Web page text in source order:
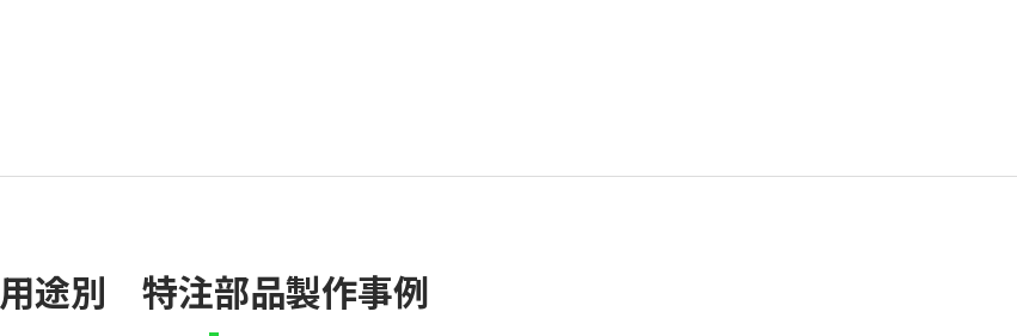
用途別 特注部品製作事例